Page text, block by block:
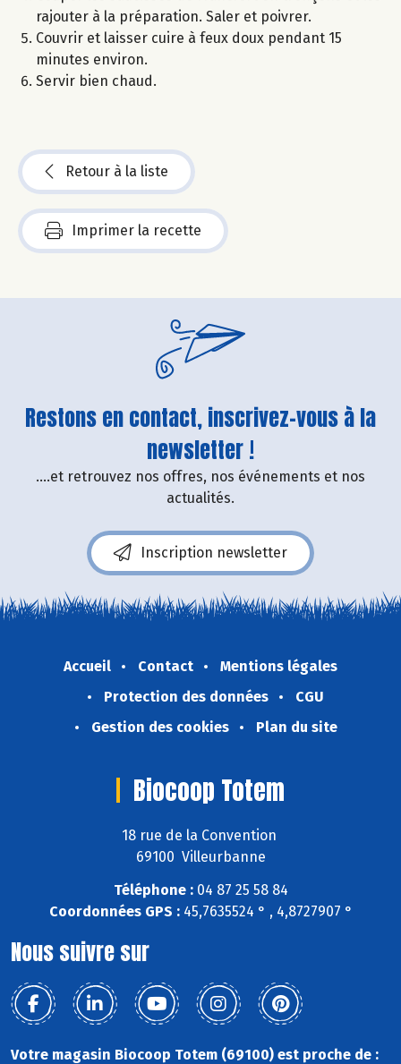
rajouter à la préparation. Saler et poivrer.
Couvrir et laisser cuire à feux doux pendant 15
minutes environ.
Servir bien chaud.
Retour à la liste
Imprimer la recette
Restons en contact, inscrivez-vous à la
newsletter !
....et retrouvez nos offres, nos événements et nos
actualités.
Inscription newsletter
Accueil Contact
Mentions légales
Protection des données
CGU
Gestion des cookies
Plan du site
Biocoop Totem
18 rue de la Convention
69100 Villeurbanne
Téléphone :04 87 25 58 84
Coordonnées GPS :45,7635524 ° , 4,8727907 °
Nous suivre sur
Votre magasin Biocoop Totem (69100) est proche de :